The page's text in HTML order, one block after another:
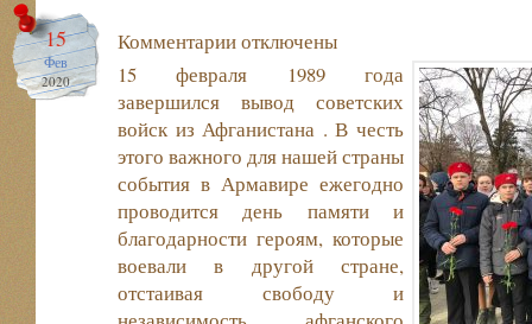
15
Фев
2020
Комментарииотключены
15 февраля 1989 года
завершился вывод советских
войск из Афганистана . В честь
этого важного для нашей страны
события в Армавире ежегодно
проводится день памяти и
благодарности героям, которые
воевали в другой стране,
отстаивая свободу и